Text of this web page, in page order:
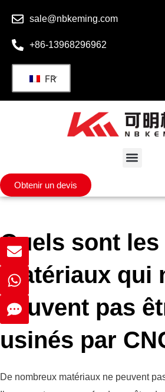
sale@nbkeming.com
+86-13968296962
FR
Obtenir un devis
Quels sont les
matériaux qui
peuvent pas
usinés par
De nombreux matériaux ne peuvent